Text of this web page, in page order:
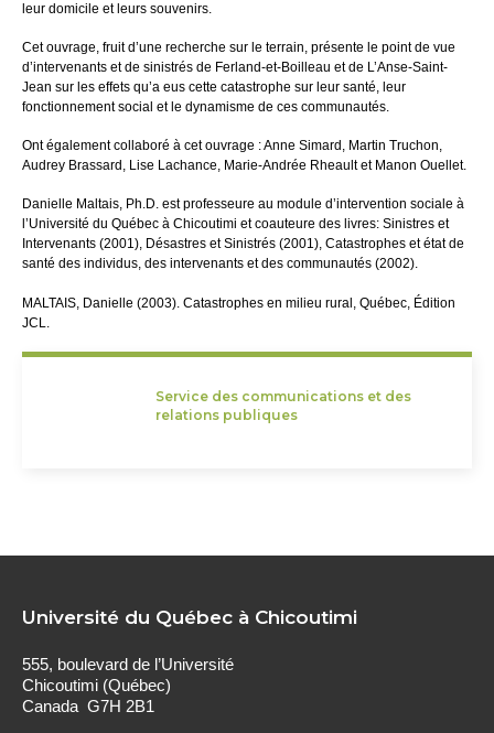
leur domicile et leurs souvenirs.
Cet ouvrage, fruit d’une recherche sur le terrain, présente le point de vue
d’intervenants et de sinistrés de Ferland-et-Boilleau et de L’Anse-Saint-
Jean sur les effets qu’a eus cette catastrophe sur leur santé, leur
fonctionnement social et le dynamisme de ces communautés.
Ont également collaboré à cet ouvrage : Anne Simard, Martin Truchon,
Audrey Brassard, Lise Lachance, Marie-Andrée Rheault et Manon Ouellet.
Danielle Maltais, Ph.D. est professeure au module d’intervention sociale à
l’Université du Québec à Chicoutimi et coauteure des livres: Sinistres et
Intervenants (2001), Désastres et Sinistrés (2001), Catastrophes et état de
santé des individus, des intervenants et des communautés (2002).
MALTAIS, Danielle (2003). Catastrophes en milieu rural, Québec, Édition
JCL.
Service des communications et des
relations publiques
Université du Québec à Chicoutimi
555, boulevard de l’Université
Chicoutimi (Québec)
Canada G7H 2B1